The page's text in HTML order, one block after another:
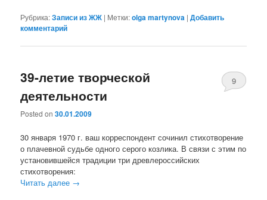
Рубрика:Записи из ЖЖ | Метки:olga martynova |Добавить
комментарий
39-летие творческой
деятельности
Posted on30.01.2009
9
30 января 1970 г. ваш корреспондент сочинил стихотворение
о плачевной судьбе одного серого козлика. В связи с этим по
установившейся традиции три древлероссийских
стихотворения:
Читать далее →